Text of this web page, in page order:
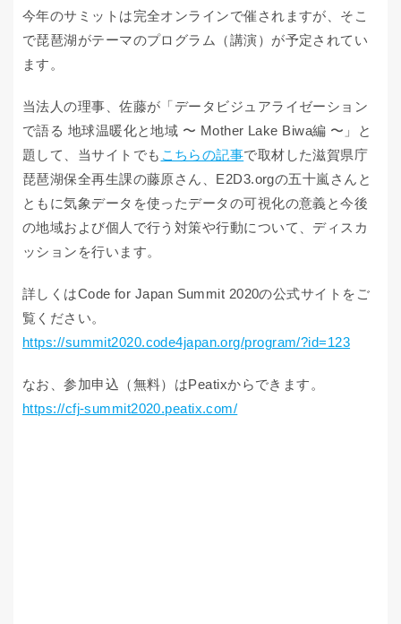
今年のサミットは完全オンラインで催されますが、そこ
で琵琶湖がテーマのプログラム（講演）が予定されてい
ます。
当法人の理事、佐藤が「データビジュアライゼーション
で語る 地球温暖化と地域 〜 Mother Lake Biwa編 〜」と
題して、当サイトでも こちらの記事で取材した滋賀県庁
琵琶湖保全再生課の藤原さん、E2D3.orgの五十嵐さんと
ともに気象データを使ったデータの可視化の意義と今後
の地域および個人で行う対策や行動について、ディスカ
ッションを行います。
詳しくはCode for Japan Summit 2020の公式サイトをご
覧ください。
https://summit2020.code4japan.org/program/?id=123
なお、参加申込（無料）はPeatixからできます。
https://cfj-summit2020.peatix.com/